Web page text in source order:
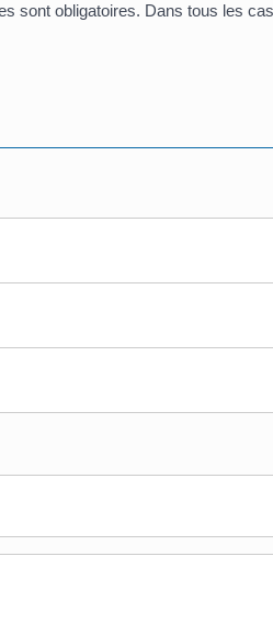
obligatoires. Dans tous les